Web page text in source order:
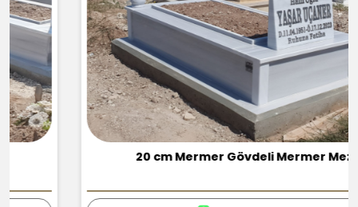
20 cm Mermer Gövdeli Mermer Mezar